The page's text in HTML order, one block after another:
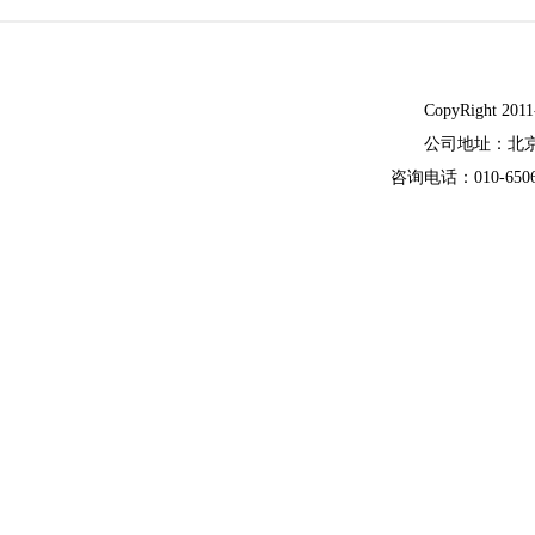
CopyRight
公司地址：北
咨询电话：010-